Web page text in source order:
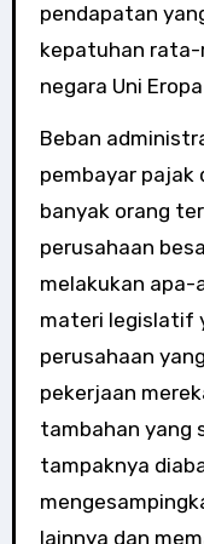
pendapatan
kepatuhan rata-
negara Uni
Beban
pembayar pajak
banyak orang
perusahaan
melakukan apa-
materi legislatif
perusahaan
pekerjaan
tambahan yang
tampaknya
lainnya dan